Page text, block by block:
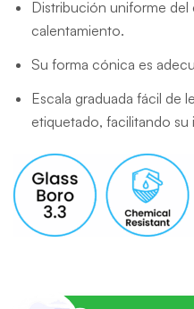
Distribución uniforme del
calentamiento.
Su forma cónica es
Escala graduada fácil de
etiquetado, facilitando